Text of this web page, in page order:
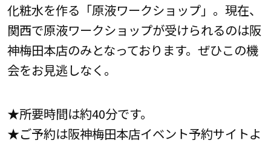
化粧水を作る「原液ワークショップ」。現在、
関西で原液ワークショップが受けられるのは阪
神梅田本店のみとなっております。ぜひこの機
会をお見逃しなく。
★所要時間は約40分です。
★ご予約は阪神梅田本店イベント予約サイトよ